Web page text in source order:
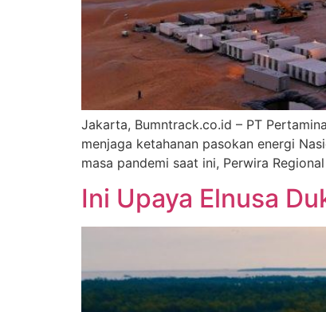
Jakarta, Bumntrack.co.id – PT
menjaga ketahanan pasokan energi
masa pandemi saat ini, Perwira
Ini Upaya Elnusa